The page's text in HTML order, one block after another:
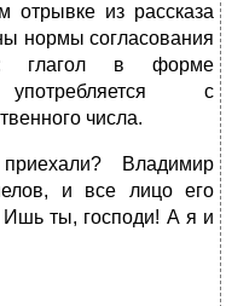
отрывке из рассказа
нормы согласования
глагол в форме
с
числа.
Владимир
и все лицо его
Ишь ты, господи! А я и